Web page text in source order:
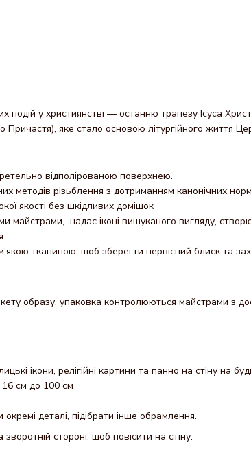
подій у християнстві — останню трапезу Ісуса
Причастя), яке стало основою літургійного життя
відполірованою поверхнею.
методів різьблення з дотриманням канонічних
якості без шкідливих домішок
майстрами, надає іконі вишуканого вигляду,
тканиною, щоб зберегти первісний блиск та
образу, упаковка контролюються майстрами з
ікони, релігійні картини та панно на стіну на
16 см до 100 см
деталі, підібрати інше обрамлення.
стороні, щоб повісити на стіну.